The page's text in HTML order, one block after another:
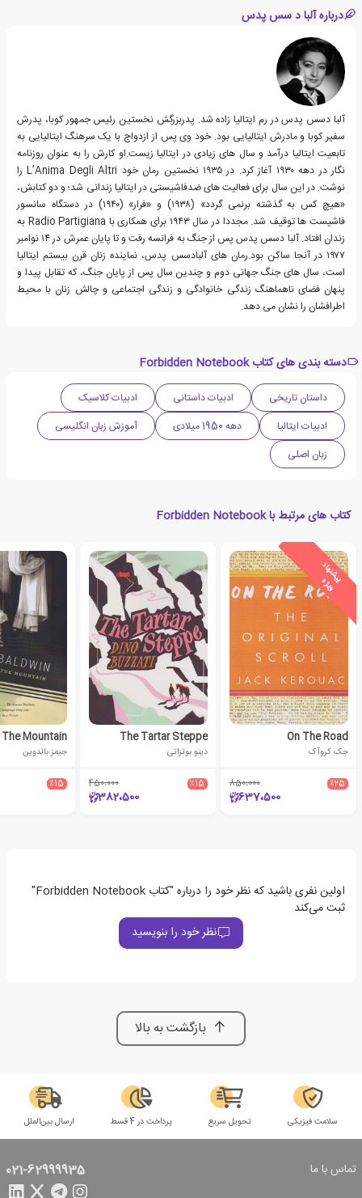
درباره آلبا د سس پدس
آلبا دسس پدس در رم ایتالیا زاده شد. پدربزرگش نخستین رئیس جمهور کوبا، پدرش
سفیر کوبا و مادرش ایتالیایی بود. خود وی پس از ازدواج با یک سرهنگ ایتالیایی به
تابعیت ایتالیا درآمد و سال های زیادی در ایتالیا زیست.او کارش را به عنوان روزنامه
نگار در دهه ۱۹۳۰ آغاز کرد. در ۱۹۳۵ نخستین رمان خود L’Anima Degli Altri را
نوشت. در این سال برای فعالیت های ضدفاشیستی در ایتالیا زندانی شد؛ و دو کتابش،
«هیچ کس به گذشته برنمی گردد» (۱۹۳۸) و «فرار» (۱۹۴۰) در دستگاه سانسور
فاشیست ها توقیف شد. مجددا در سال ۱۹۴۳ برای همکاری با Radio Partigiana به
زندان افتاد. آلبا دسس پدس پس از جنگ به فرانسه رفت و تا پایان عمرش در ۱۴ نوامبر
۱۹۷۷ در آنجا ساکن بود.رمان های آلبادسس پدس، نماینده زنان قرن بیستم ایتالیا
است، سال های جنگ جهانی دوم و چندین سال پس از پایان جنگ، که تقابل پیدا و
پنهان فضای ناهماهنگ زندگی خانوادگی و زندگی اجتماعی و چالش زنان با محیط
اطرافشان را نشان می دهد.
دسته بندی های کتاب Forbidden Notebook
داستان تاریخی ادبیات داستانی
ادبیات کلاسیک
ادبیات ایتالیا
دهه 1950 میلادی
آموزش زبان انگلیسی
زبان اصلی
کتاب های مرتبط با Forbidden Notebook
پ
ی
ش
ن
ه
ا
د
و
ی
ژ
ه
On The Road
جک کروآک
٪25 850،000
637،500
The Tartar Steppe
دینو بوتزاتی
٪15 450،000
382،500
جیمز بالدوین
٪15
اولین نفری باشید که نظر خود را درباره "کتاب Forbidden Notebook"
ثبت می‌کند
نظر خود را بنویسید
بازگشت به بالا
سلامت فیزیکی تحویل سریع پرداخت در 4 قسط ارسال بین‌الملل
تماس با ما 021-62999935